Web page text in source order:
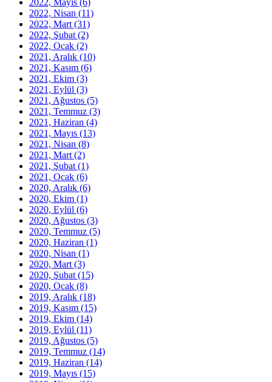
2022, Nisan (11)
2022, Mart (31)
2022, Şubat (2)
2022, Ocak (2)
2021, Aralık (10)
2021, Kasım (6)
2021, Ekim (3)
2021, Eylül (3)
2021, Ağustos (5)
2021, Temmuz (3)
2021, Haziran (4)
2021, Mayıs (13)
2021, Nisan (8)
2021, Mart (2)
2021, Şubat (1)
2021, Ocak (6)
2020, Aralık (6)
2020, Ekim (1)
2020, Eylül (6)
2020, Ağustos (3)
2020, Temmuz (5)
2020, Haziran (1)
2020, Nisan (1)
2020, Mart (3)
2020, Şubat (15)
2020, Ocak (8)
2019, Aralık (18)
2019, Kasım (15)
2019, Ekim (14)
2019, Eylül (11)
2019, Ağustos (5)
2019, Temmuz (14)
2019, Haziran (14)
2019, Mayıs (15)